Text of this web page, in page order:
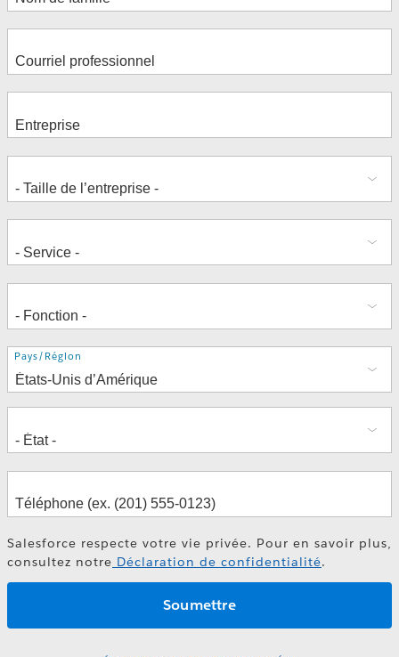
Adresse
Pays/Région
Salesforce respecte votre vie privée. Pour en savoir plus,
consultez notre Déclaration de confidentialité.